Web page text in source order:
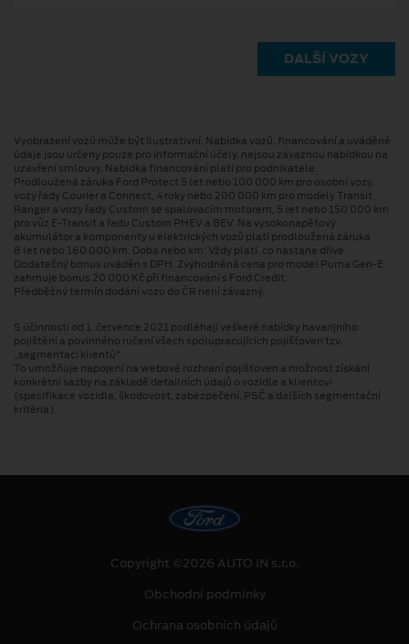
DALŠÍ VOZY
Vyobrazení vozů může být ilustrativní. Nabídka vozů, financování a uváděné
údaje jsou určeny pouze pro informační účely, nejsou závaznou nabídkou na
uzavření smlouvy. Nabídka financování platí pro podnikatele.
Prodloužená záruka Ford Protect 5 let nebo 100 000 km pro osobní vozy,
vozy řady Courier a Connect, 4 roky nebo 200 000 km pro modely Transit,
Ranger a vozy řady Custom se spalovacím motorem, 5 let nebo 150 000 km
pro vůz E-Transit a řadu Custom PHEV a BEV. Na vysokonapěťový
akumulátor a komponenty u elektrických vozů platí prodloužená záruka
8 let nebo 160 000 km. Doba nebo km: Vždy platí, co nastane dříve.
Dodatečný bonus uváděn s DPH. Zvýhodněná cena pro model Puma Gen⁠-⁠E
zahrnuje bonus 20 000 Kč při financování s Ford Credit.
Předběžný termín dodání vozu do ČR není závazný.
S účinností od 1. července 2021 podléhají veškeré nabídky havarijního
pojištění a povinného ručení všech spolupracujících pojišťoven tzv.
„segmentaci klientů“.
To umožňuje napojení na webové rozhraní pojišťoven a možnost získání
konkrétní sazby na základě detailních údajů o vozidle a klientovi
(specifikace vozidla, škodovost, zabezpečení, PSČ a dalších segmentační
kritéria).
Copyright ©2026 AUTO IN s.r.o.
Obchodní podmínky
Ochrana osobních údajů